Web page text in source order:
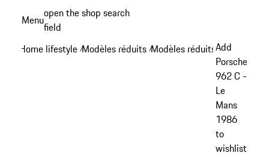
principal
Menuopen the shop search
field
Home lifestyle /Modèles réduits /Modèles réduits - Modèles
Add
Porsche
962 C -
Le
Mans
1986
to
wishlist